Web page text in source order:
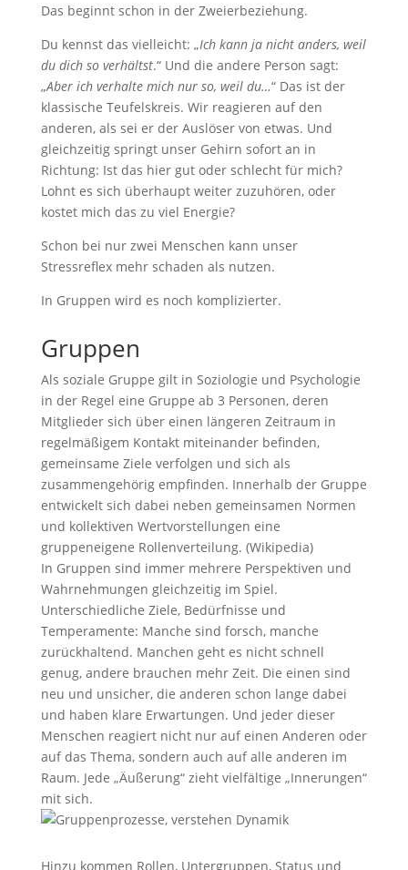
Das beginnt schon in der Zweierbeziehung.
Du kennst das vielleicht: „Ich kann ja nicht anders, weil
du dich so verhältst.“ Und die andere Person sagt:
„Aber ich verhalte mich nur so, weil du…“ Das ist der
klassische Teufelskreis. Wir reagieren auf den
anderen, als sei er der Auslöser von etwas. Und
gleichzeitig springt unser Gehirn sofort an in
Richtung: Ist das hier gut oder schlecht für mich?
Lohnt es sich überhaupt weiter zuzuhören, oder
kostet mich das zu viel Energie?
Schon bei nur zwei Menschen kann unser
Stressreflex mehr schaden als nutzen.
In Gruppen wird es noch komplizierter.
Gruppen
Als soziale Gruppe gilt in Soziologie und Psychologie
in der Regel eine Gruppe ab 3 Personen, deren
Mitglieder sich über einen längeren Zeitraum in
regelmäßigem Kontakt miteinander befinden,
gemeinsame Ziele verfolgen und sich als
zusammengehörig empfinden. Innerhalb der Gruppe
entwickelt sich dabei neben gemeinsamen Normen
und kollektiven Wertvorstellungen eine
gruppeneigene Rollenverteilung. (Wikipedia)
In Gruppen sind immer mehrere Perspektiven und
Wahrnehmungen gleichzeitig im Spiel.
Unterschiedliche Ziele, Bedürfnisse und
Temperamente: Manche sind forsch, manche
zurückhaltend. Manchen geht es nicht schnell
genug, andere brauchen mehr Zeit. Die einen sind
neu und unsicher, die anderen schon lange dabei
und haben klare Erwartungen. Und jeder dieser
Menschen reagiert nicht nur auf einen Anderen oder
auf das Thema, sondern auch auf alle anderen im
Raum. Jede „Äußerung“ zieht vielfältige „Innerungen“
mit sich.
Hinzu kommen Rollen, Untergruppen, Status und